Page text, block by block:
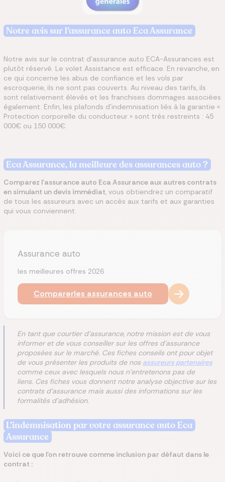
Notre avis sur l’assurance auto Eca Assurance
Notre avis sur le contrat d’assurance auto ECA-Assurances est
plutôt réservé. Le volet Assistance est efficace. En revanche, en
ce qui concerne les abus de confiance et les vols par
escroquerie, ils ne sont pas couverts. Au niveau des tarifs, ils
sont relativement élevés et les franchises dommages associées
également. Enfin, les plafonds d’indemnisation liés à la garantie «
Protection corporelle du conducteur » sont très restreints : 45
000€ ou 150 000€.
Eca Assurance, la meilleure des assurances auto ?
Comparez l'assurance auto Eca Assurance aux autres contrats
en simulant un devis immédiat, vous obtiendrez un comparatif
de tous les assureurs avec un accès aux tarifs et aux garanties
qui vous conviennent.
Assurance auto
les meilleures offres 2026
Comparerles assurances auto
En tant que courtier d'assurance, notre mission est de vous
informer et de vous conseiller sur les offres d'assurance
proposées sur le marché. Ces fiches conseils ont pour objet
de vous présenter les produits de nos assureurs partenaires
comme ceux avec lesquels nous n'entretenons pas de
liens. Ces fiches vous donnent notre analyse objective sur les
contrats d'assurance mais aussi des informations sur les
formalités d'adhésion.
L’indemnisation par votre assurance auto Eca
Assurance
Voici ce que l’on retrouve comme inclusion par défaut dans le
contrat :